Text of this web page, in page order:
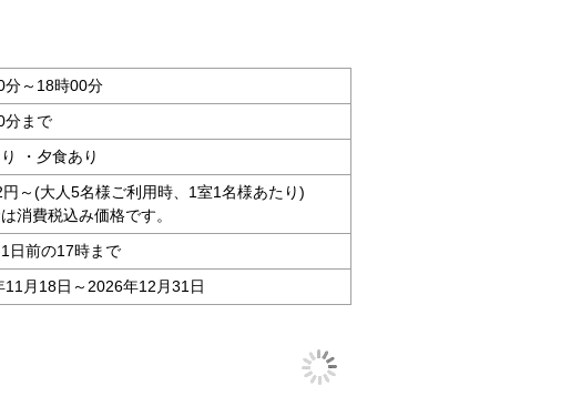
分～18時00分
分まで
・夕食あり
～(大人5名様ご利用時、1室1名様あたり)
消費税込み価格です。
日前の17時まで
11月18日～2026年12月31日